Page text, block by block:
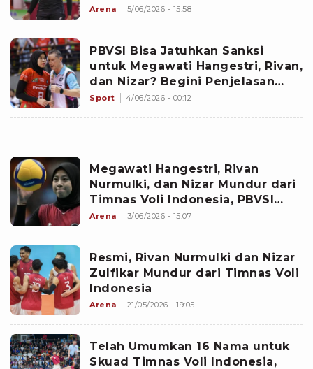
Berpeluang Kena Sanksi PBVSI?
Arena 5/06/2026 - 15:58
PBVSI Bisa Jatuhkan Sanksi
untuk Megawati Hangestri, Rivan,
dan Nizar? Begini Penjelasan
Lengkapnya
Sport 4/06/2026 - 00:12
Megawati Hangestri, Rivan
Nurmulki, dan Nizar Mundur dari
Timnas Voli Indonesia, PBVSI
Buka Peluang Jatuhkan Sanksi
Arena 3/06/2026 - 15:07
Resmi, Rivan Nurmulki dan Nizar
Zulfikar Mundur dari Timnas Voli
Indonesia
Arena 21/05/2026 - 19:05
Telah Umumkan 16 Nama untuk
Skuad Timnas Voli Indonesia,